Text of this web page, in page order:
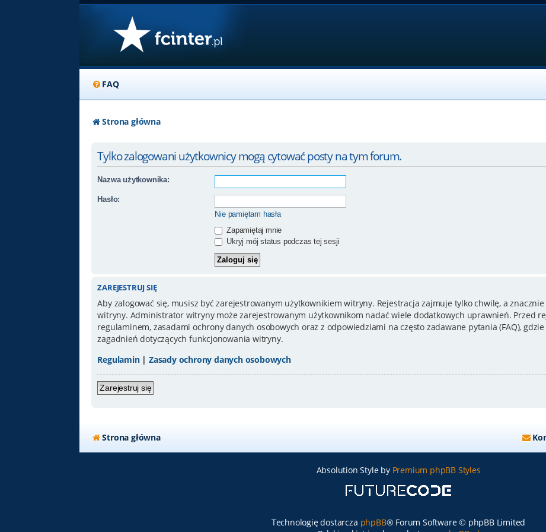
FAQ
Strona główna
Tylko zalogowani użytkownicy mogą cytować posty na tym forum.
Nazwa użytkownika:
Hasło:
Nie pamiętam hasła
Zapamiętaj mnie
Ukryj mój status podczas tej sesji
ZAREJESTRUJ SIĘ
Aby zalogować się, musisz być zarejestrowanym użytkownikiem witryny. Rejestracja zajmuje tylko chwilę, a
witryny. Administrator witryny może zarejestrowanym użytkownikom nadać wiele dodatkowych uprawnień. Przed
regulaminem, zasadami ochrony danych osobowych oraz z odpowiedziami na często zadawane pytania (FAQ),
zagadnień dotyczących funkcjonowania witryny.
Regulamin|Zasady ochrony danych osobowych
Zarejestruj się
Strona główna
Absolution Style by Premium phpBB Styles
Technologię dostarcza phpBB® Forum Software © phpBB Limited